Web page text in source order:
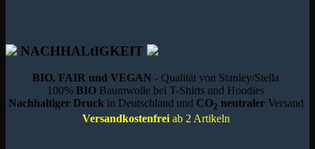
NACHHALtIGKEIT
BIO, FAIR und VEGAN - Qualität von Stanley/Stella
100%BIO Baumwolle bei T-Shirts und Hoodies
Nachhaltiger Druck in Deutschland und CO2 neutraler Versand
Versandkostenfreiab 2 Artikeln